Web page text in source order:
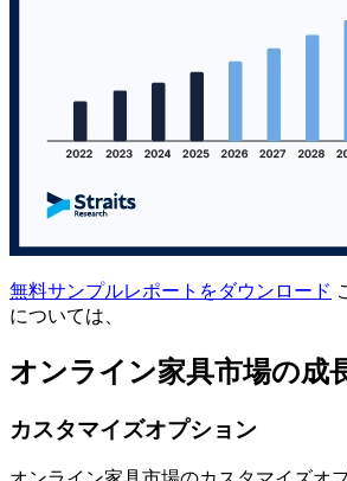
無料サンプルレポートをダウンロード
については、
オンライン家具市場の成
カスタマイズオプション